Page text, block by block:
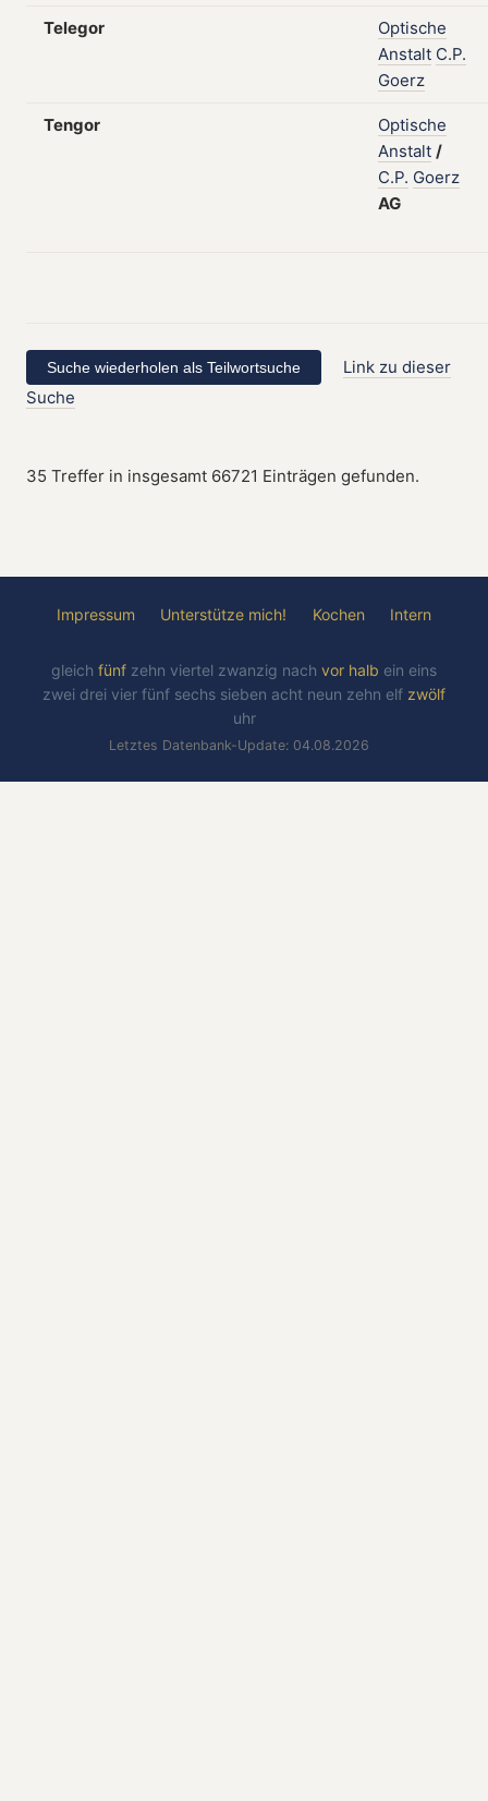
Telegor
Optische
Anstalt C.P.
Goerz
Tengor
Optische
Anstalt /
C.P. Goerz
AG
Link zu dieser
Suche
35 Treffer in insgesamt 66721 Einträgen gefunden.
Impressum Unterstütze mich! Kochen Intern
gleich fünf zehn viertel zwanzig nach vor halb ein eins
zwei drei vier fünf sechs sieben acht neun zehn elf zwölf
uhr
Letztes Datenbank-Update: 04.08.2026